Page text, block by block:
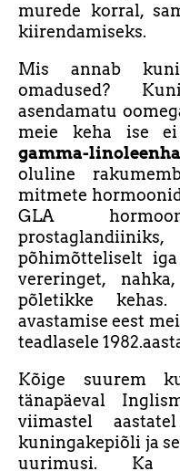
murede korral,
kiirendamiseks.
Mis annab
omadused?
asendamatu
meie keha ise
gamma-
oluline
mitmete
GLA
põhimõtteliselt
vereringet,
põletikke
avastamise eest
teadlasele
Kõige suurem
tänapäeval
viimastel
kuningakepiõli ja
uurimusi. Ka